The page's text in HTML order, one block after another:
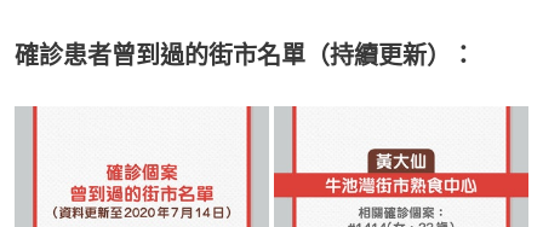
確診患者曾到過的街市名單（持續更新）：